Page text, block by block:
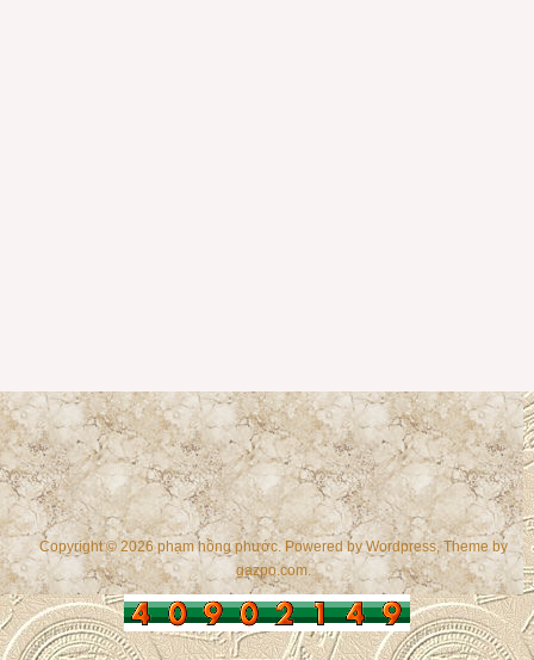
Copyright © 2026 phạm hồng phước. Powered byWordpress , Theme by
gazpo.com.